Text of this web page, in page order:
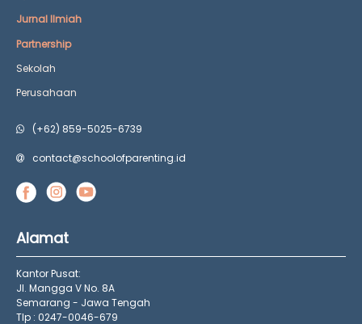
Jurnal Ilmiah
Partnership
Sekolah
Perusahaan
(+62) 859-5025-6739
contact@schoolofparenting.id
Alamat
Kantor Pusat:
Jl. Mangga V No. 8A
Semarang - Jawa Tengah
Tlp : 0247-0046-679